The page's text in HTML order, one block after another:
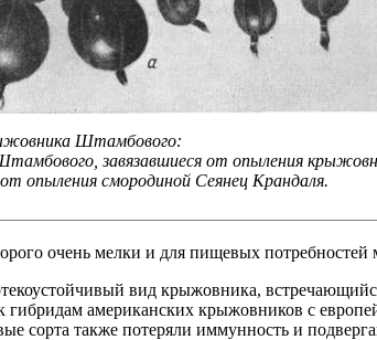
Штамбового:
завязавшиеся от опыления
опыления смородиной Сеянец Крандаля.
очень мелки и для пищевых
вид крыжовника,
к гибридам американских крыжовников с
сорта также потеряли иммунность и